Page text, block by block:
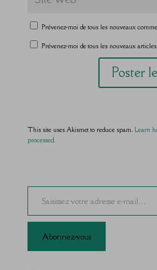
Prévenez-moi de tous les nouveaux
Prévenez-moi de tous les nouveaux
This site uses Akismet to reduce spam. Learn
processed.
Saisissez votre adresse e-mail…
Abonnez-vous